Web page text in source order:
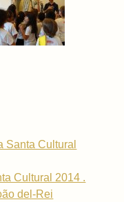
Santa Cultural
Cultural 2014 .
del-Rei